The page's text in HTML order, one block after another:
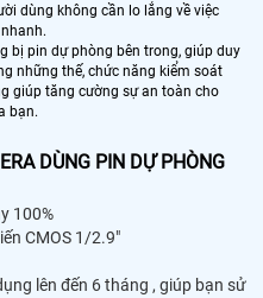
dùng không cần lo lắng về việc
bị pin dự phòng bên trong, giúp duy
những thế, chức năng kiểm soát
giúp tăng cường sự an toàn cho
bạn.
DÙNG PIN DỰ PHÒNG
100%
CMOS 1/2.9"
lên đến 6 tháng , giúp bạn sử